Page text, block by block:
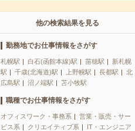
他の検索結果を見る
勤務地でお仕事情報をさがす
札幌駅 白石(函館本線)駅 苗穂駅
新札幌
駅
千歳(北海道)駅 上野幌駅 長都駅
北
広島駅
沼ノ端駅 苫小牧駅
職種でお仕事情報をさがす
オフィスワーク・事務系
営業・販売・サー
ビス系
クリエイティブ系
IT・エンジニア